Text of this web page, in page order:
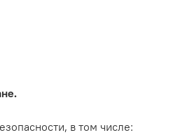
в том числе: